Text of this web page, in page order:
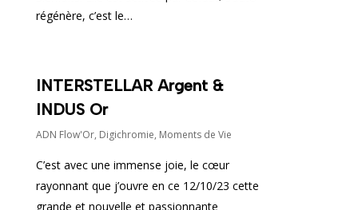
régénère, c’est le…
INTERSTELLAR Argent &
INDUS Or
ADN Flow'Or, Digichromie, Moments de Vie
C’est avec une immense joie, le cœur
rayonnant que j’ouvre en ce 12/10/23 cette
grande et nouvelle et passionnante